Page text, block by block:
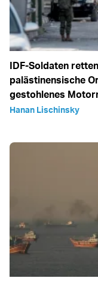
IDF-Soldaten
palästinensische
gestohlenes
Hanan Lischinsky